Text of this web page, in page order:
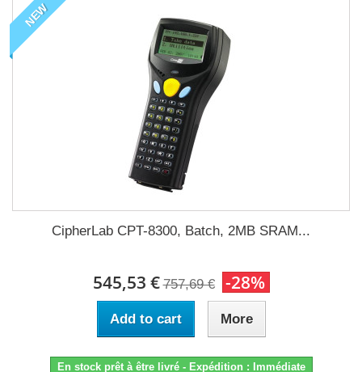
NEW
CipherLab CPT-8300, Batch, 2MB SRAM...
545,53 € 757,69 € -28%
Add to cart More
En stock prêt à être livré - Expédition : Immédiate